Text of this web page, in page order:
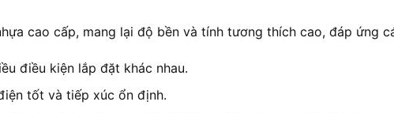
cao cấp, mang lại độ bền và tính tương thích cao, đáp ứng
điều kiện lắp đặt khác nhau.
tốt và tiếp xúc ổn định.